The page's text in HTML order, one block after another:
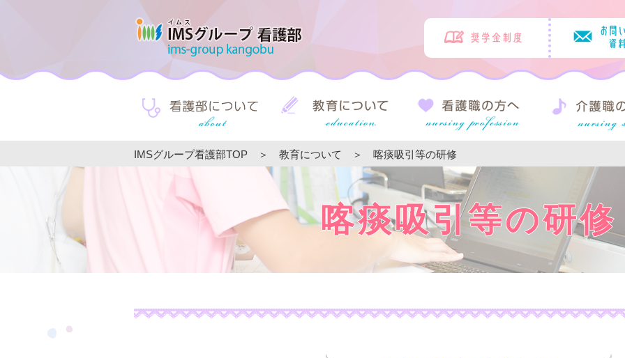
IMSグループ看護部TOP ＞ 教育について ＞ 喀痰吸引等の研修
喀痰吸引等の研修